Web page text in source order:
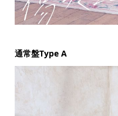
通常盤Type A